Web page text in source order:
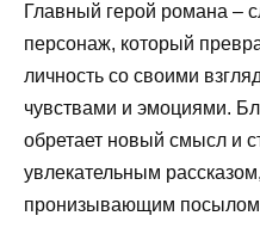
Главный герой романа –
персонаж, который
личность со своими
чувствами и эмоциями.
обретает новый смысл и
увлекательным
пронизывающим посылом